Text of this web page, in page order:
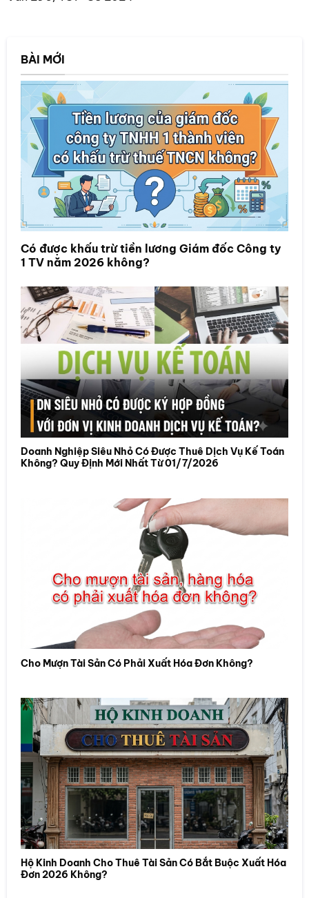
BÀI MỚI
Có được khấu trừ tiền lương Giám đốc Công ty
1 TV năm 2026 không?
Doanh Nghiệp Siêu Nhỏ Có Được Thuê Dịch Vụ Kế Toán
Không? Quy Định Mới Nhất Từ 01/7/2026
Cho Mượn Tài Sản Có Phải Xuất Hóa Đơn Không?
Hộ Kinh Doanh Cho Thuê Tài Sản Có Bắt Buộc Xuất Hóa
Đơn 2026 Không?